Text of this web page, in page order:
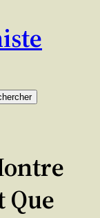
Que